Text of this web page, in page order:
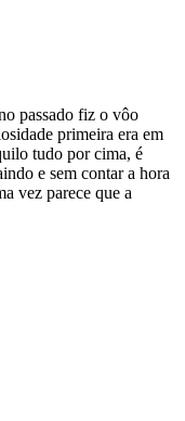
passado fiz o vôo
primeira era em
tudo por cima, é
e sem contar a hora
vez parece que a